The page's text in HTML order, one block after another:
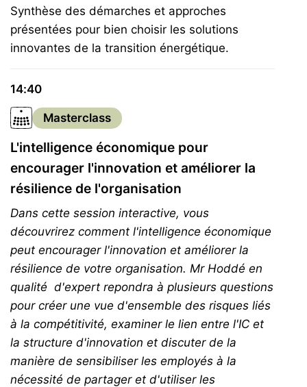
Synthèse des démarches et approches
présentées pour bien choisir les solutions
innovantes de la transition énergétique.
14:40
Masterclass
L'intelligence économique pour
encourager l'innovation et améliorer la
résilience de l'organisation
Dans cette session interactive, vous
découvrirez comment l'intelligence économique
peut encourager l'innovation et améliorer la
résilience de votre organisation. Mr Hoddé en
qualité d'expert repondra à plusieurs questions
pour créer une vue d'ensemble des risques liés
à la compétitivité, examiner le lien entre l'IC et
la structure d'innovation et discuter de la
manière de sensibiliser les employés à la
nécessité de partager et d'utiliser les